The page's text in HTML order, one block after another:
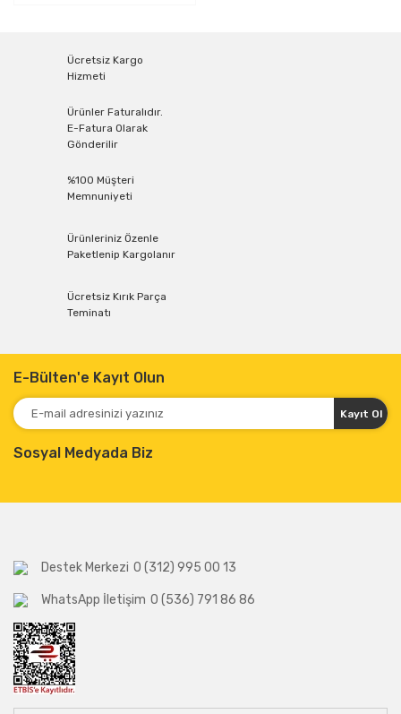
Ücretsiz Kargo
Hizmeti
Ürünler Faturalıdır.
E-Fatura Olarak
Gönderilir
%100 Müşteri
Memnuniyeti
Ürünleriniz Özenle
Paketlenip Kargolanır
Ücretsiz Kırık Parça
Teminatı
E-Bülten'e Kayıt Olun
Kayıt Ol
Sosyal Medyada Biz
Destek Merkezi 0 (312) 995 00 13
WhatsApp İletişim 0 (536) 791 86 86